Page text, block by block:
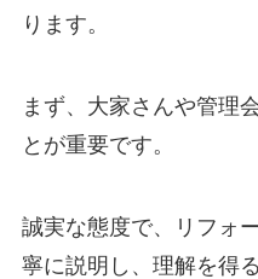
ります。
まず、大家さんや管理
とが重要です。
誠実な態度で、リフォ
寧に説明し、理解を得